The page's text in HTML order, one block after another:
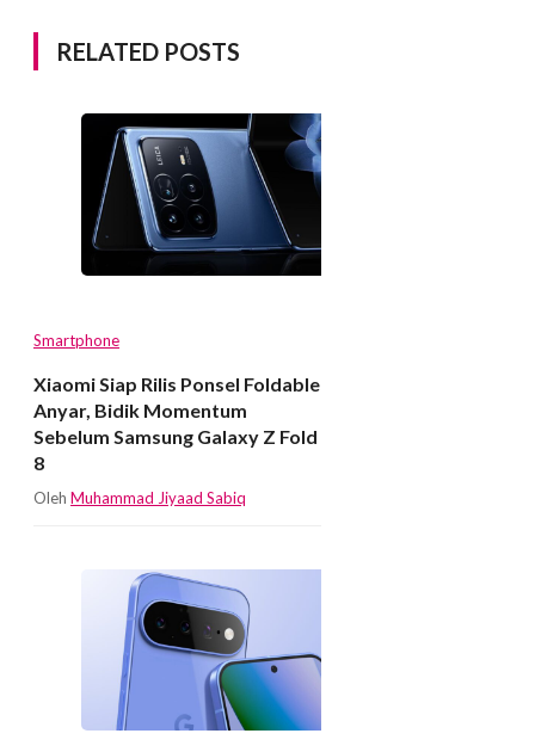
RELATED POSTS
Smartphone
Xiaomi Siap Rilis Ponsel Foldable
Anyar, Bidik Momentum
Sebelum Samsung Galaxy Z Fold
8
Oleh Muhammad Jiyaad Sabiq